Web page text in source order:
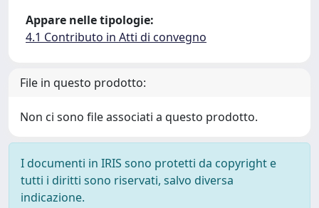
Appare nelle tipologie:
4.1 Contributo in Atti di convegno
File in questo prodotto:
Non ci sono file associati a questo prodotto.
I documenti in IRIS sono protetti da copyright e
tutti i diritti sono riservati, salvo diversa
indicazione.